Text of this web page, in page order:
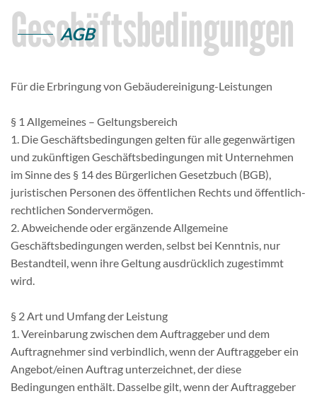
Geschäftsbedingungen
AGB
Für die Erbringung von Gebäudereinigung-Leistungen
§ 1 Allgemeines – Geltungsbereich
1. Die Geschäftsbedingungen gelten für alle gegenwärtigen
und zukünftigen Geschäftsbedingungen mit Unternehmen
im Sinne des § 14 des Bürgerlichen Gesetzbuch (BGB),
juristischen Personen des öffentlichen Rechts und öffentlich-
rechtlichen Sondervermögen.
2. Abweichende oder ergänzende Allgemeine
Geschäftsbedingungen werden, selbst bei Kenntnis, nur
Bestandteil, wenn ihre Geltung ausdrücklich zugestimmt
wird.
§ 2 Art und Umfang der Leistung
1. Vereinbarung zwischen dem Auftraggeber und dem
Auftragnehmer sind verbindlich, wenn der Auftraggeber ein
Angebot/einen Auftrag unterzeichnet, der diese
Bedingungen enthält. Dasselbe gilt, wenn der Auftraggeber